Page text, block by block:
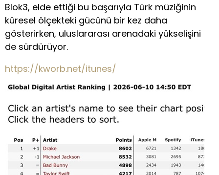
Blok3, elde ettiği bu başarıyla Türk müziğinin
küresel ölçekteki gücünü bir kez daha
gösterirken, uluslararası arenadaki yükselişini
de sürdürüyor.
https://kworb.net/itunes/